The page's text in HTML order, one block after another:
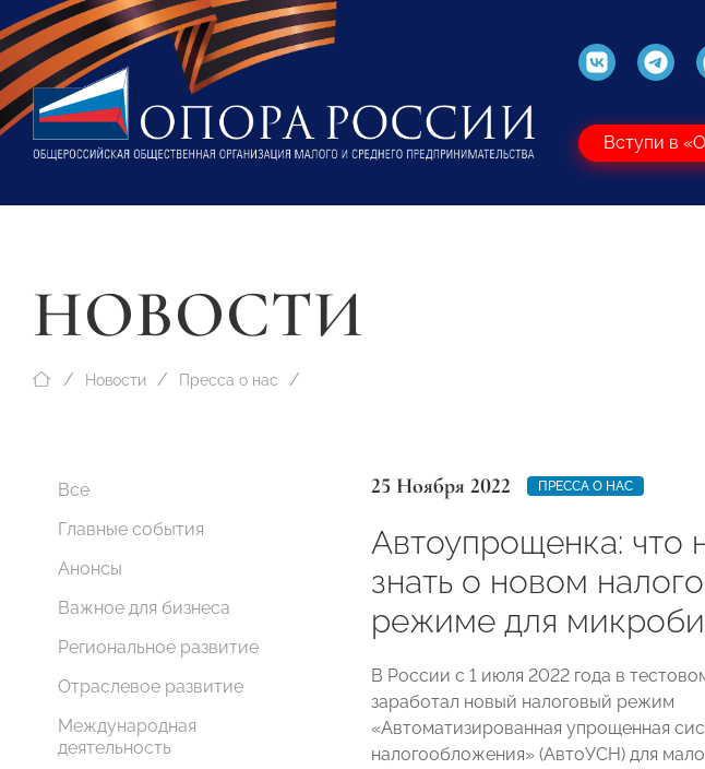
Вступи в
НОВОСТИ
Новости Пресса о нас
Все
Главные события
Анонсы
Важное для бизнеса
Региональное развитие
Отраслевое развитие
Международная
деятельность
25 Ноября 2022 ПРЕССА О НАС
Автоупрощенка: что
знать о новом
режиме для
В России с 1 июля 2022 года в
заработал новый налоговый режим
«Автоматизированная упрощенная
налогообложения» (АвтоУСН) для